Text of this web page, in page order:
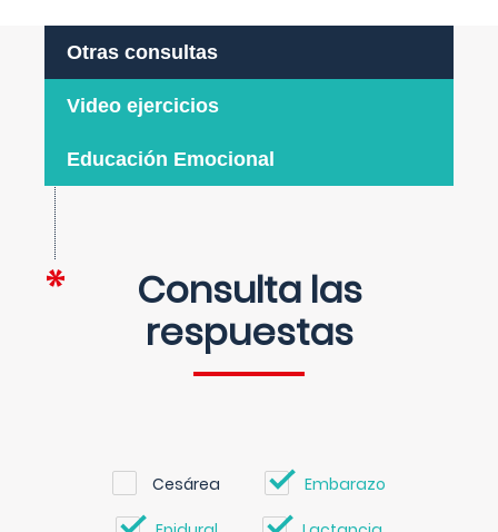
Otras consultas
Video ejercicios
Educación Emocional
Consulta las
respuestas
Cesárea Embarazo